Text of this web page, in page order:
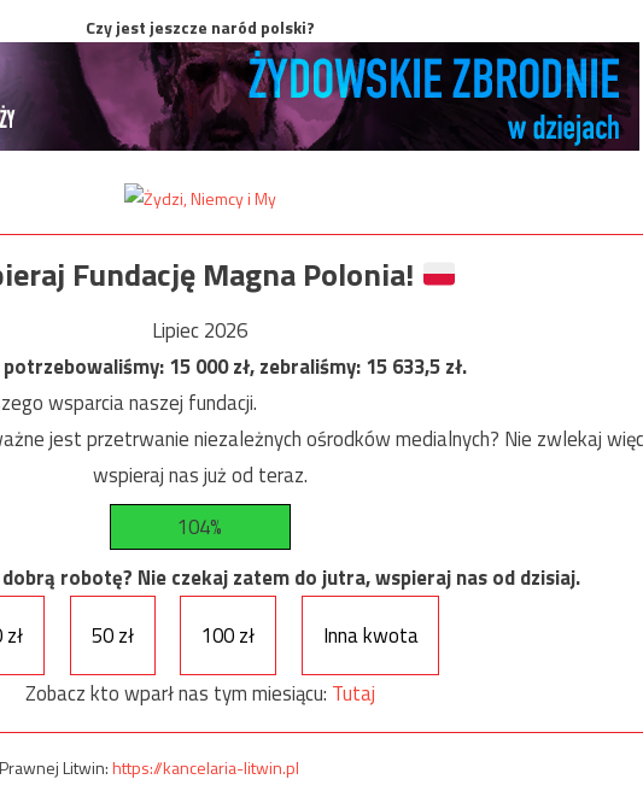
Czy jest jeszcze naród polski?
Fundację Magna Polonia!
Lipiec 2026
15 000zł, zebraliśmy:15 633,5zł.
wsparcia naszej fundacji.
jest przetrwanie niezależnych ośrodków medialnych? Nie zwlekaj
wspieraj nas już od teraz.
104%
robotę? Nie czekaj zatem do jutra, wspieraj nas od dzisiaj.
50 zł 100 zł
Inna kwota
Zobacz kto wparł nas tym miesiącu: Tutaj
Litwin:https://kancelaria-litwin.pl